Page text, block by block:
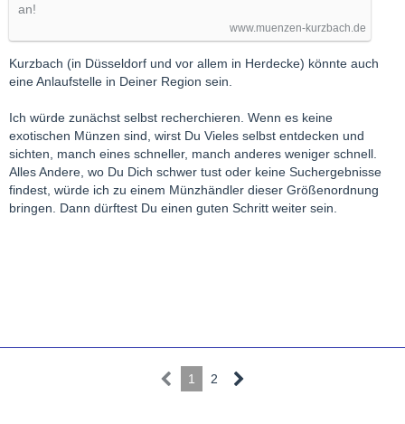
an!
www.muenzen-kurzbach.de
Kurzbach (in Düsseldorf und vor allem in Herdecke) könnte auch
eine Anlaufstelle in Deiner Region sein.
Ich würde zunächst selbst recherchieren. Wenn es keine
exotischen Münzen sind, wirst Du Vieles selbst entdecken und
sichten, manch eines schneller, manch anderes weniger schnell.
Alles Andere, wo Du Dich schwer tust oder keine Suchergebnisse
findest, würde ich zu einem Münzhändler dieser Größenordnung
bringen. Dann dürftest Du einen guten Schritt weiter sein.
1 2